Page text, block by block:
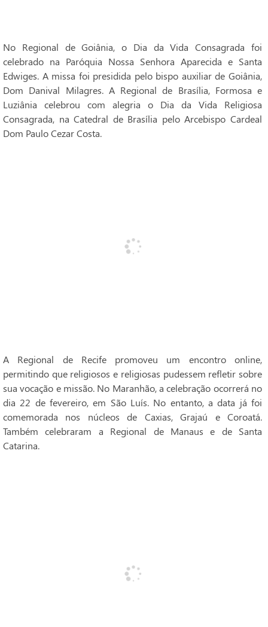
No Regional de Goiânia, o Dia da Vida Consagrada foi
celebrado na Paróquia Nossa Senhora Aparecida e Santa
Edwiges. A missa foi presidida pelo bispo auxiliar de Goiânia,
Dom Danival Milagres. A Regional de Brasília, Formosa e
Luziânia celebrou com alegria o Dia da Vida Religiosa
Consagrada, na Catedral de Brasília pelo Arcebispo Cardeal
Dom Paulo Cezar Costa.
A Regional de Recife promoveu um encontro online,
permitindo que religiosos e religiosas pudessem refletir sobre
sua vocação e missão. No Maranhão, a celebração ocorrerá no
dia 22 de fevereiro, em São Luís. No entanto, a data já foi
comemorada nos núcleos de Caxias, Grajaú e Coroatá.
Também celebraram a Regional de Manaus e de Santa
Catarina.